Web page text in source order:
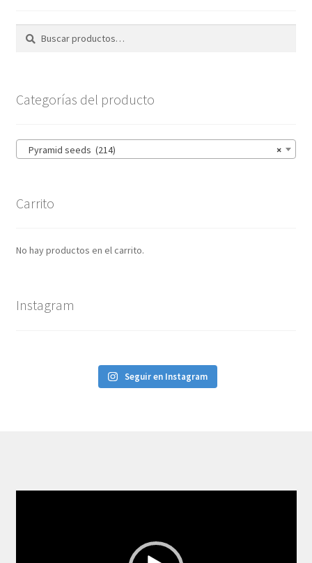
Buscar
Buscar
Categorías del producto
×
Pyramid seeds (214)
Carrito
No hay productos en el carrito.
Instagram
Seguir en Instagram